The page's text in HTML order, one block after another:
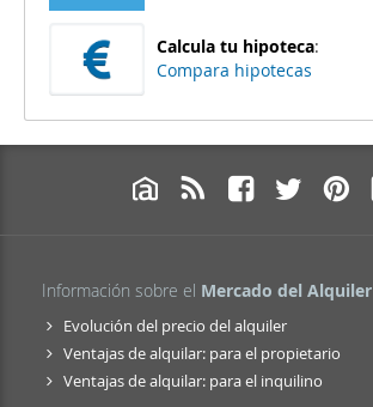
Calcula tu hipoteca:
Compara hipotecas
Información sobre el Mercado del Alquiler
Evolución del precio del alquiler
Ventajas de alquilar: para el propietario
Ventajas de alquilar: para el inquilino